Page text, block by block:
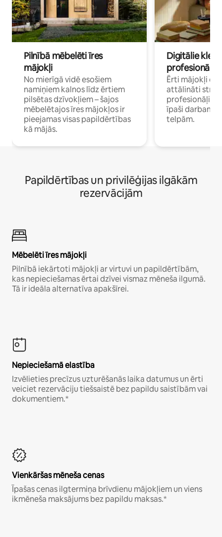
Pilnībā mēbelēti īres
mājokļi
No mierīgā vidē esošiem
namiņiem kalnos līdz ērtiem
pilsētas dzīvokļiem – šajos
mēbelētajos īres mājokļos ir
pieejamas visas papildērtības
kā mājās.
Digitālie
profesionāļi
Ērti mājokļi
attālināti
īpaši darbam
telpām.
Papildērtības un privilēģijas ilgākām
rezervācijām
Mēbelēti īres mājokļi
Pilnībā iekārtoti mājokļi ar virtuvi un papildērtībām,
kas nepieciešamas ērtai dzīvei vismaz mēneša ilgumā.
Tā ir ideāla alternatīva apakšīrei.
Nepieciešamā elastība
Izvēlieties precīzus uzturēšanās laika datumus un ērti
veiciet rezervāciju tiešsaistē bez papildu saistībām vai
dokumentiem.*
Vienkāršas mēneša cenas
Īpašas cenas ilgtermiņa brīvdienu mājokļiem un viens
ikmēneša maksājums bez papildu maksas.*